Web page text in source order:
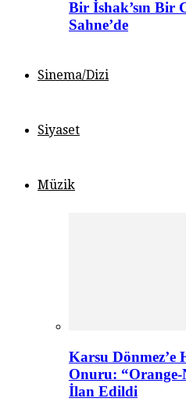
Bir İshak’sın Bir
Sahne’de
Sinema/Dizi
Siyaset
Müzik
Karsu Dönmez’e
Onuru: “Orange-
İlan Edildi